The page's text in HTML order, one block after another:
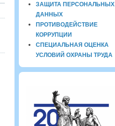
ЗАЩИТА ПЕРСОНАЛЬНЫХ
ДАННЫХ
ПРОТИВОДЕЙСТВИЕ
КОРРУПЦИИ
СПЕЦИАЛЬНАЯ ОЦЕНКА
УСЛОВИЙ ОХРАНЫ ТРУДА